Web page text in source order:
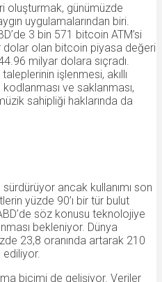
oluşturmak, günümüzde
uygulamalarından biri.
3 bin 571 bitcoin ATM’si
dolar olan bitcoin piyasa değeri
milyar dolara sıçradı.
işlenmesi, akıllı
kodlanması ve saklanması,
sahipliği haklarında da
sürdürüyor ancak kullanımı son
yüzde 90’ı bir tür bulut
söz konusu teknolojiye
bekleniyor. Dünya
23,8 oranında artarak 210
biçimi de gelişiyor. Veriler